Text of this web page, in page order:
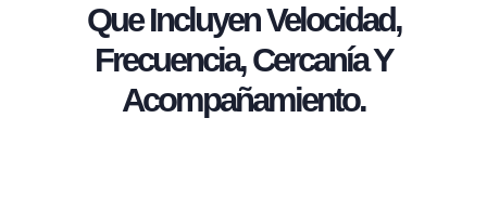
Que Incluyen Velocidad,
Frecuencia, Cercanía Y
Acompañamiento.